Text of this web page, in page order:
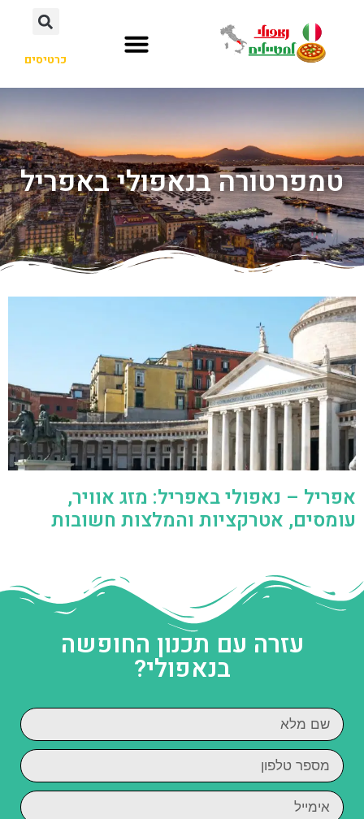
כרטיסים
טמפרטורה בנאפולי באפריל
אפריל – נאפולי באפריל: מזג אוויר,
עומסים, אטרקציות והמלצות חשובות
עזרה עם תכנון החופשה
בנאפולי?